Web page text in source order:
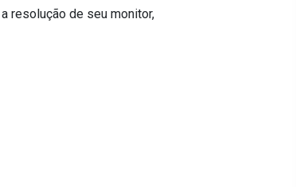
resolução de seu monitor,